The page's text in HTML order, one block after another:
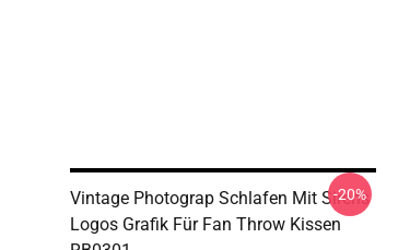
Vintage Photograp Schlafen Mit Sirens
Logos Grafik Für Fan Throw Kissen
-20%